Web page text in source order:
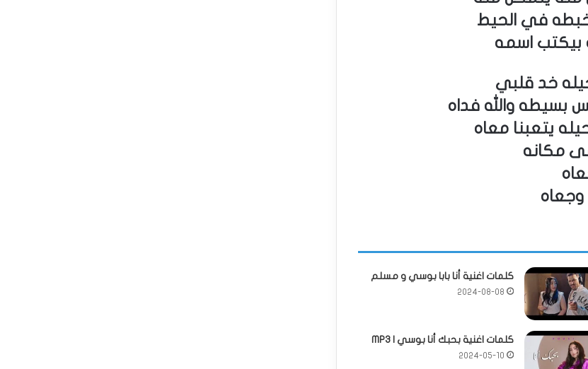
في الحيط
اسمه
خد قلبي
والله فداه
يتعبنا معاه
مكانه
كلمات اغنية أنا بابا بوسي و مسلم
2024-08-08
كلمات اغنية بحبك أنا بوسي | MP3
2024-05-10